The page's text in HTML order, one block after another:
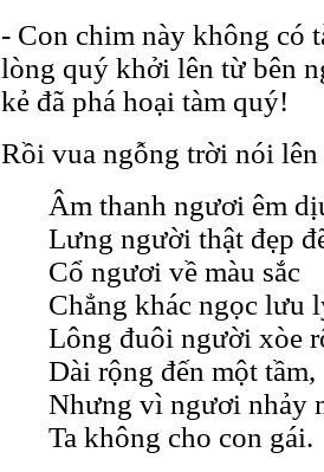
- Con chim này không có
lòng quý khởi lên từ bên
kẻ đã phá hoại tàm quý!
Rồi vua ngỗng trời nói
Âm thanh ngươi êm
Lưng người thật đẹp
Cổ ngươi về màu sắc
Chẳng khác ngọc lưu
Lông đuôi người xòe
Dài rộng đến một tầm,
Nhưng vì ngươi nhảy
Ta không cho con gái.